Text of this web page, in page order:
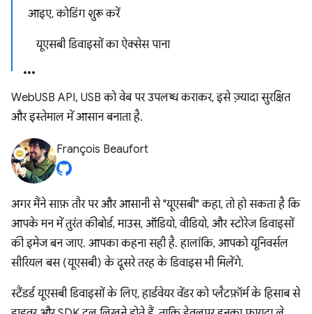
आइए, कोडिंग शुरू करें
यूएसबी डिवाइसों का ऐक्सेस पाना
WebUSB API, USB को वेब पर उपलब्ध कराकर, इसे ज़्यादा सुरक्षित
और इस्तेमाल में आसान बनाता है.
François Beaufort
अगर मैंने साफ़ तौर पर और आसानी से "यूएसबी" कहा, तो हो सकता है कि
आपके मन में तुरंत कीबोर्ड, माउस, ऑडियो, वीडियो, और स्टोरेज डिवाइसों
की इमेज बन जाए. आपका कहना सही है. हालांकि, आपको यूनिवर्सल
सीरियल बस (यूएसबी) के दूसरे तरह के डिवाइस भी मिलेंगे.
स्टैंडर्ड यूएसबी डिवाइसों के लिए, हार्डवेयर वेंडर को प्लैटफ़ॉर्म के हिसाब से